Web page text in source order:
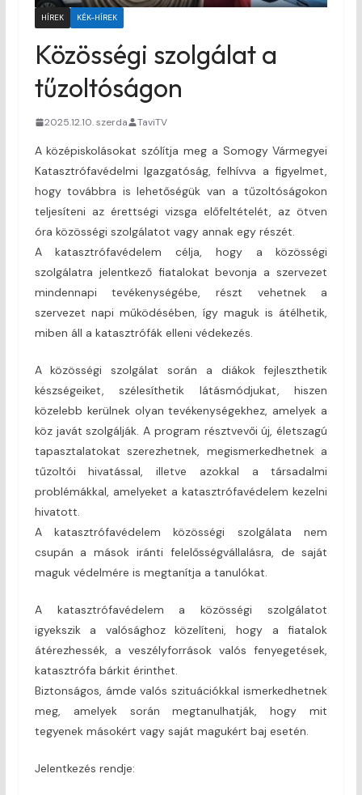
HÍREK KÉK-HÍREK
Közösségi szolgálat a
tűzoltóságon
2025.12.10. szerda TaviTV
A középiskolásokat szólítja meg a Somogy Vármegyei
Katasztrófavédelmi Igazgatóság, felhívva a figyelmet,
hogy továbbra is lehetőségük van a tűzoltóságokon
teljesíteni az érettségi vizsga előfeltételét, az ötven
óra közösségi szolgálatot vagy annak egy részét.
A katasztrófavédelem célja, hogy a közösségi
szolgálatra jelentkező fiatalokat bevonja a szervezet
mindennapi tevékenységébe, részt vehetnek a
szervezet napi működésében, így maguk is átélhetik,
miben áll a katasztrófák elleni védekezés.
A közösségi szolgálat során a diákok fejleszthetik
készségeiket, szélesíthetik látásmódjukat, hiszen
közelebb kerülnek olyan tevékenységekhez, amelyek a
köz javát szolgálják. A program résztvevői új, életszagú
tapasztalatokat szerezhetnek, megismerkedhetnek a
tűzoltói hivatással, illetve azokkal a társadalmi
problémákkal, amelyeket a katasztrófavédelem kezelni
hivatott.
A katasztrófavédelem közösségi szolgálata nem
csupán a mások iránti felelősségvállalásra, de saját
maguk védelmére is megtanítja a tanulókat.
A katasztrófavédelem a közösségi szolgálatot
igyekszik a valósághoz közelíteni, hogy a fiatalok
átérezhessék, a veszélyforrások valós fenyegetések,
katasztrófa bárkit érinthet.
Biztonságos, ámde valós szituációkkal ismerkedhetnek
meg, amelyek során megtanulhatják, hogy mit
tegyenek másokért vagy saját magukért baj esetén.
Jelentkezés rendje: